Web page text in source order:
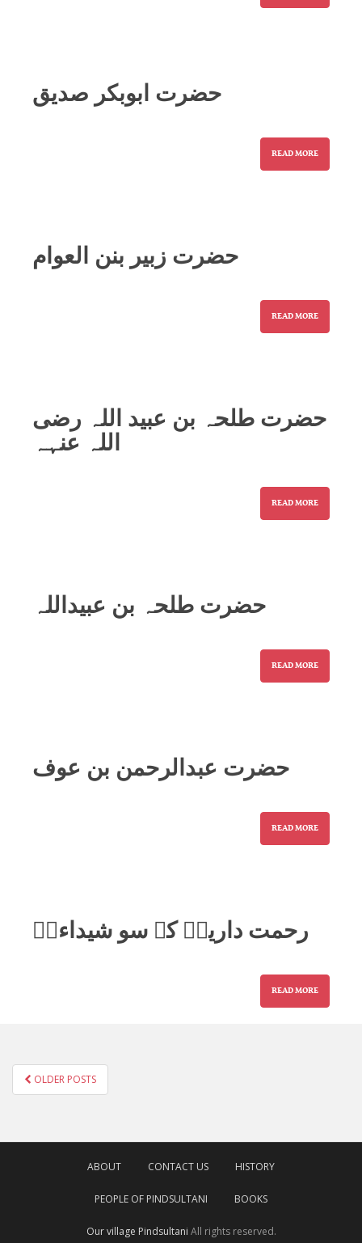
حضرت ابوبکر صدیق
READ MORE
حضرت زبیر بنن العوام
READ MORE
حضرت طلحہ بن عبید اللہ رضی
اللہ عنہہ
READ MORE
حضرت طلحہ بن عبیداللہ
READ MORE
حضرت عبدالرحمن بن عوف
READ MORE
رحمت دارینؐ کے سو شیداءیؓ
READ MORE
POSTS
NAVIGATION
OLDER POSTS
ABOUT CONTACT US HISTORY
PEOPLE OF PINDSULTANI BOOKS
Our village Pindsultani All rights reserved.